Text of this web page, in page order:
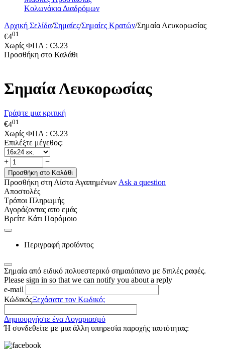
Κολωνάκια Διαδρόμων
Αρχική Σελίδα/Σημαίες/Σημαίες Κρατών/Σημαία Λευκορωσίας
€401
Χωρίς ΦΠΑ : €3.23
Προσθήκη στο Καλάθι
Σημαία Λευκορωσίας
Γράψτε μια κριτική
€401
Χωρίς ΦΠΑ : €3.23
Επιλέξτε μέγεθος:
+ −
Προσθήκη στο Καλάθι
Προσθήκη στη Λίστα Αγαπημένων Ask a question
Αποστολές
Τρόποι Πληρωμής
Αγοράζοντας απο εμάς
Βρείτε Κάτι Παρόμοιο
Περιγραφή προϊόντος
Σημαία από ειδικό πολυεστερικό σημαιόπανο με διπλές ραφές.
Please sign in so that we can notify you about a reply
e-mail
ΚώδικόςΞεχάσατε τον Κωδικό;
Δημιουργήστε ένα Λογαριασμό
Ή συνδεθείτε με μια άλλη υπηρεσία παροχής ταυτότητας: